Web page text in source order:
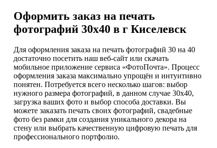
Оформить заказ на печать
фотографий 30х40 в г Киселевск
Для оформления заказа на печать фотографий 30 на 40
достаточно посетить наш веб-сайт или скачать
мобильное приложение сервиса «ФотоПочта». Процесс
оформления заказа максимально упрощён и интуитивно
понятен. Потребуется всего несколько шагов: выбор
нужного размера фотографий, в данном случае 30х40,
загрузка ваших фото и выбор способа доставки. Вы
можете заказать печать своих фотографий, свадебные
фото без рамки для создания уникального декора на
стену или выбрать качественную цифровую печать для
профессионального портфолио.